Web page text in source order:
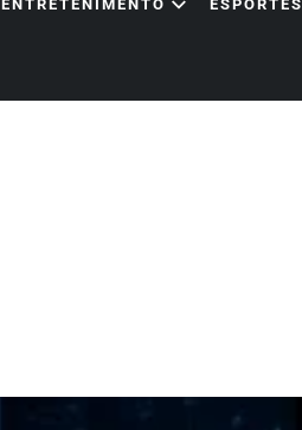
ENTRETENIMENTO ESPORTES